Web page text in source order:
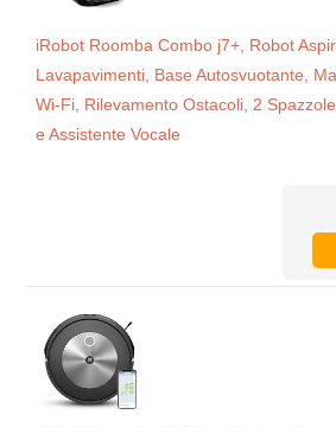
iRobot Roomba Combo j7+, Robot
Lavapavimenti, Base Autosvuotante,
Wi-Fi, Rilevamento Ostacoli, 2
e Assistente Vocale